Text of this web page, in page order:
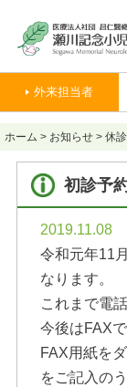
外来担当者
ホーム > お知らせ > 休
初診予
2019.11.08
令和元年11
なります。
これまで電
今後はFAX
FAX用紙を
をご記入の